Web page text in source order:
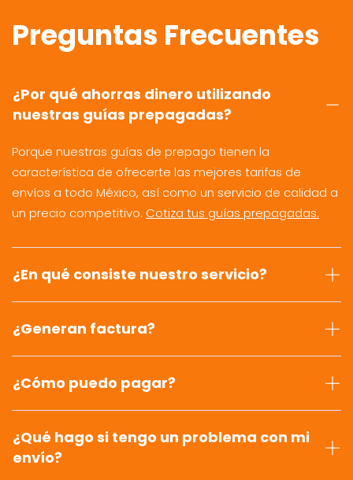
Preguntas Frecuentes
¿Por qué ahorras dinero utilizando
nuestras guías prepagadas?
Porque nuestras guías de prepago tienen la
característica de ofrecerte las mejores tarifas de
envíos a todo México, así como un servicio de calidad a
un precio competitivo. Cotiza tus guías prepagadas.
¿En qué consiste nuestro servicio?
¿Generan factura?
¿Cómo puedo pagar?
¿Qué hago si tengo un problema con mi
envío?